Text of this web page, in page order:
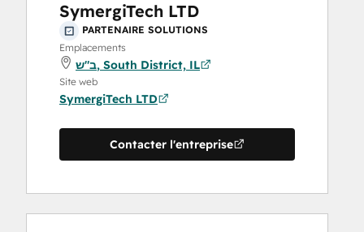
SymergiTech LTD
PARTENAIRE SOLUTIONS
Emplacements
ב"ש, South District, IL
Site web
SymergiTech LTD
Contacter l'entreprise